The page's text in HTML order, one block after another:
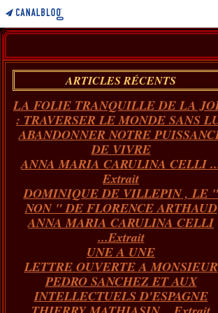
ARTICLES RÉCENTS
LA FOLIE TRANQUILLE DE LA
: TRAVERSER LE MONDE SANS
ABANDONNER NOTRE
DE VIVRE
ANNA MARIA CARULINA CELLI
Extrait
DOMINIQUE DE VILLEPIN , LE "
NON " DE FLORENCE ARTHAUD
ANNA MARIA CARULINA CELLI
...Extrait
UNE A UNE
LETTRE OUVERTE A MONSIEUR
PEDRO SANCHEZ ET AUX
INTELLECTUELS D'ESPAGNE